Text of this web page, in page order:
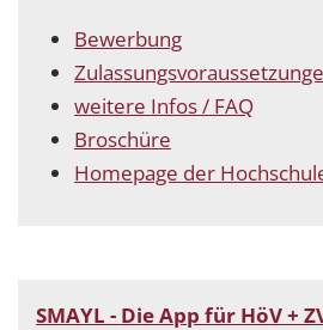
Bewerbung
weitere Infos / FAQ
Broschüre
Homepage der
SMAYL - Die App für HöV +